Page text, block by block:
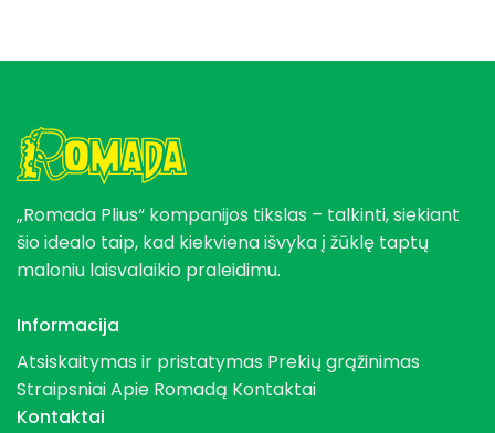
„Romada Plius“ kompanijos tikslas – talkinti, siekiant
šio idealo taip, kad kiekviena išvyka į žūklę taptų
maloniu laisvalaikio praleidimu.
Informacija
Atsiskaitymas ir pristatymas Prekių grąžinimas
StraipsniaiApie Romadą Kontaktai
Kontaktai